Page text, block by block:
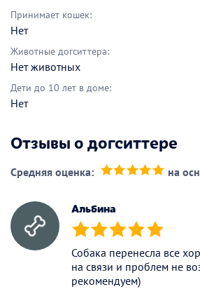
Принимает кошек:
Нет
Животные догситтера:
Нет животных
Дети до 10 лет в доме:
Нет
Отзывы о догситтере
Средняя оценка: на
Альбина
(*) (*) (*) (*) (*)
Собака перенесла все
на связи и проблем не
рекомендуем)